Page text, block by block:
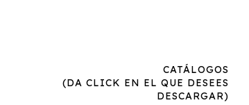
CATÁLOGOS
(DA CLICK EN EL QUE DESEES
DESCARGAR)